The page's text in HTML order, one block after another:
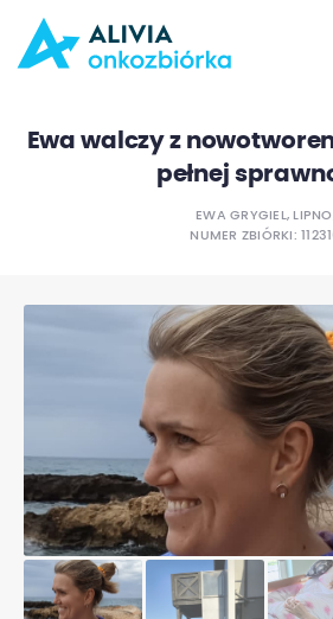
Ewa walczy z
pełnej
EWA GRYGIEL,
NUMER ZBIÓRKI: